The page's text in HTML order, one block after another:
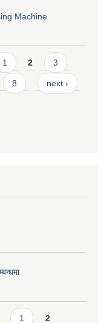
Machine
1 2 3
8 next ›
1 2